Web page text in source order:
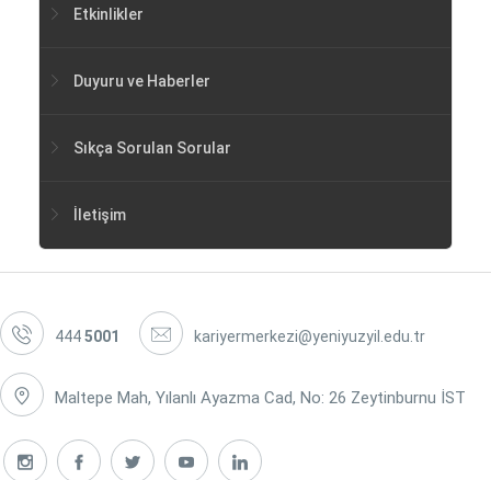
Etkinlikler
Duyuru ve Haberler
Sıkça Sorulan Sorular
İletişim
4445001 kariyermerkezi@yeniyuzyil.edu.tr
Maltepe Mah, Yılanlı Ayazma Cad, No: 26 Zeytinburnu İST